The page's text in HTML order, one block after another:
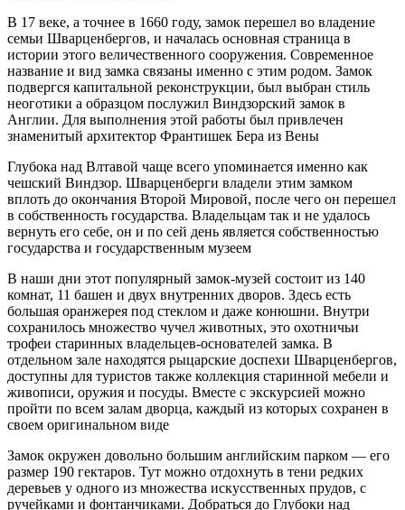
В 17 веке, а точнее в 1660 году, замок перешел во владение
семьи Шварценбергов, и началась основная страница в
истории этого величественного сооружения. Современное
название и вид замка связаны именно с этим родом. Замок
подвергся капитальной реконструкции, был выбран стиль
неоготики а образцом послужил Виндзорский замок в
Англии. Для выполнения этой работы был привлечен
знаменитый архитектор Франтишек Бера из Вены
Глубока над Влтавой чаще всего упоминается именно как
чешский Виндзор. Шварценберги владели этим замком
вплоть до окончания Второй Мировой, после чего он перешел
в собственность государства. Владельцам так и не удалось
вернуть его себе, он и по сей день является собственностью
государства и государственным музеем
В наши дни этот популярный замок-музей состоит из 140
комнат, 11 башен и двух внутренних дворов. Здесь есть
большая оранжерея под стеклом и даже конюшни. Внутри
сохранилось множество чучел животных, это охотничьи
трофеи старинных владельцев-основателей замка. В
отдельном зале находятся рыцарские доспехи Шварценбергов,
доступны для туристов также коллекция старинной мебели и
живописи, оружия и посуды. Вместе с экскурсией можно
пройти по всем залам дворца, каждый из которых сохранен в
своем оригинальном виде
Замок окружен довольно большим английским парком — его
размер 190 гектаров. Тут можно отдохнуть в тени редких
деревьев у одного из множества искусственных прудов, с
ручейками и фонтанчиками. Добраться до Глубоки над